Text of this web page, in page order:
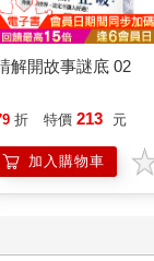
解開故事謎底 02
折 特價 213 元
加入購物車